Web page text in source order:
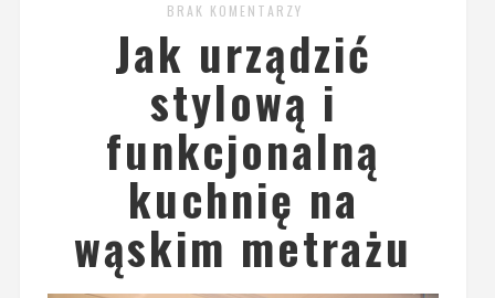
BRAK KOMENTARZY
Jak urządzić
stylową i
funkcjonalną
kuchnię na
wąskim metrażu